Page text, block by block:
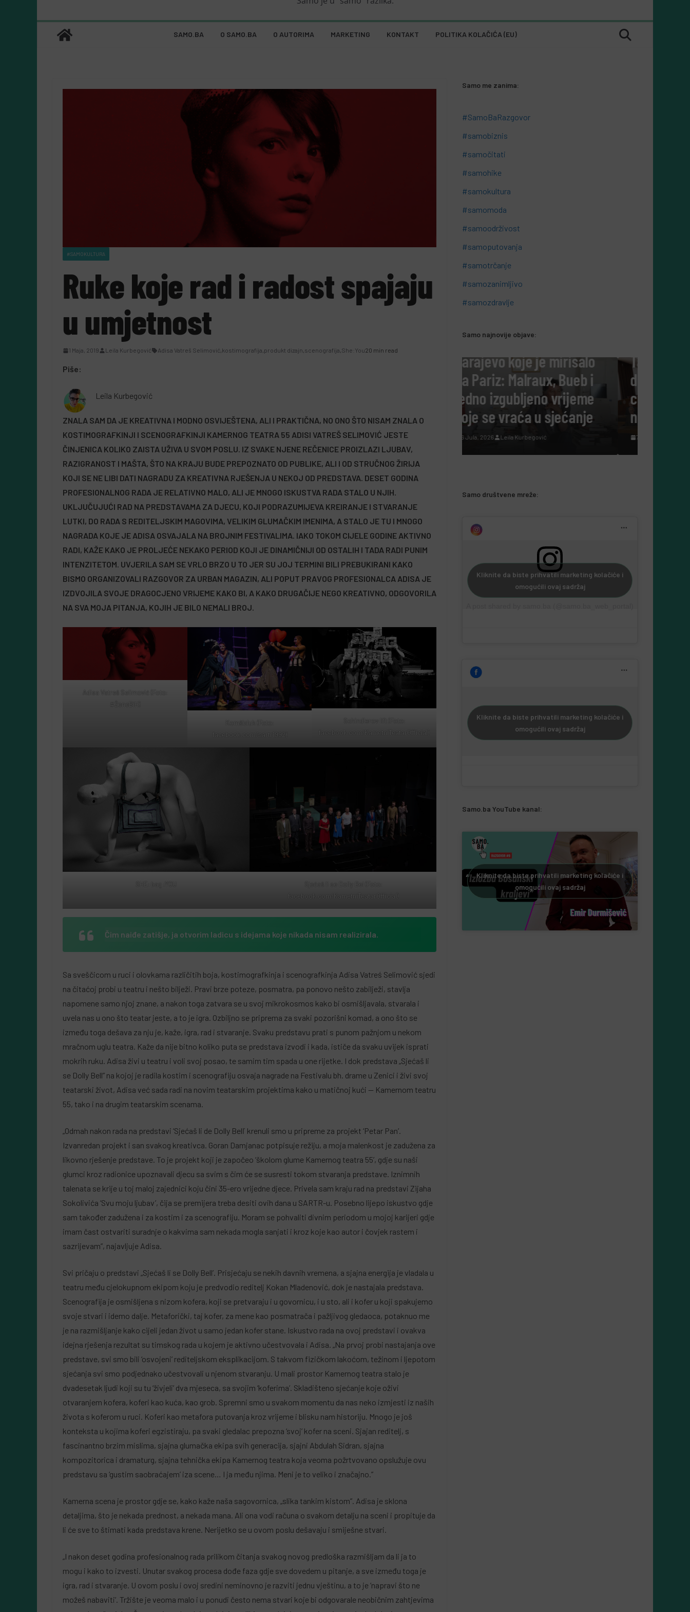
SAMO.BA O SAMO.BA O AUTORIMA MARKETING KONTAKT POLITIKA KOLAČIĆA (EU)
#SAMOKULTURA
Ruke koje rad i radost spajaju
u umjetnost
1 Maja, 2019 Leila Kurbegović Adisa Vatreš Selimović,kostimografija,produkt dizajn,scenografija,She:You20 min read
Piše:
Leila Kurbegović
ZNALA SAM DA JE KREATIVNA I MODNO OSVIJEŠTENA, ALI I PRAKTIČNA, NO ONO ŠTO NISAM ZNALA O
KOSTIMOGRAFKINJI I SCENOGRAFKINJI KAMERNOG TEATRA 55 ADISI VATREŠ SELIMOVIĆ JESTE
ČINJENICA KOLIKO ZAISTA UŽIVA U SVOM POSLU. IZ SVAKE NJENE REČENICE PROIZLAZI LJUBAV,
RAZIGRANOST I MAŠTA, ŠTO NA KRAJU BUDE PREPOZNATO OD PUBLIKE, ALI I OD STRUČNOG ŽIRIJA
KOJI SE NE LIBI DATI NAGRADU ZA KREATIVNA RJEŠENJA U NEKOJ OD PREDSTAVA. DESET GODINA
PROFESIONALNOG RADA JE RELATIVNO MALO, ALI JE MNOGO ISKUSTVA RADA STALO U NJIH.
UKLJUČUJUĆI RAD NA PREDSTAVAMA ZA DJECU, KOJI PODRAZUMIJEVA KREIRANJE I STVARANJE
LUTKI, DO RADA S REDITELJSKIM MAGOVIMA, VELIKIM GLUMAČKIM IMENIMA, A STALO JE TU I MNOGO
NAGRADA KOJE JE ADISA OSVAJALA NA BROJNIM FESTIVALIMA. IAKO TOKOM CIJELE GODINE AKTIVNO
RADI, KAŽE KAKO JE PROLJEĆE NEKAKO PERIOD KOJI JE DINAMIČNIJI OD OSTALIH I TADA RADI PUNIM
INTENZITETOM. UVJERILA SAM SE VRLO BRZO U TO JER SU JOJ TERMINI BILI PREBUKIRANI KAKO
BISMO ORGANIZOVALI RAZGOVOR ZA URBAN MAGAZIN, ALI POPUT PRAVOG PROFESIONALCA ADISA JE
IZDVOJILA SVOJE DRAGOCJENO VRIJEME KAKO BI, A KAKO DRUGAČIJE NEGO KREATIVNO, ODGOVORILA
NA SVA MOJA PITANJA, KOJIH JE BILO NEMALI BROJ.
Adisa Vatreš Selimović (Foto:
#ŽeneBiH)
Komšizluk (Foto:
facebook.com/sartr1992)
Schindlerov lift (Foto:
facebook.com/KametniTeatarOfficial)
SHE: bag :YOU
Sjećaš li se Dolly Bel (Foto:
facebook.com/KametniTeatarOfficial)
Čim naiđe zatišje, ja otvorim ladicu s idejama koje nikada nisam realizirala.
Sa sveščicom u ruci i olovkama različitih boja, kostimografkinja i scenografkinja Adisa Vatreś Selimović sjedi
na čitaćoj probi u teatru i nešto bilježi. Pravi brze poteze, posmatra, pa ponovo nešto zabilježi, stavlja
napomene samo njoj znane, a nakon toga zatvara se u svoj mikrokosmos kako bi osmišljavala, stvarala i
uvela nas u ono što teatar jeste, a to je igra. Ozbiljno se priprema za svaki pozorišni komad, a ono što se
između toga dešava za nju je, kaže, igra, rad i stvaranje. Svaku predstavu prati s punom pažnjom u nekom
mračnom uglu teatra. Kaže da nije bitno koliko puta se predstava izvodi i kada, ističe da svaku uvijek isprati
mokrih ruku. Adisa živi u teatru i voli svoj posao, te samim tim spada u one rijetke. I dok predstava „Sjećaš li
se Dolly Bell” na kojoj je radila kostim i scenografiju osvaja nagrade na Festivalu bh. drame u Zenici i živi svoj
teatarski život, Adisa već sada radi na novim teatarskim projektima kako u matičnoj kući — Kamernom teatru
55, tako i na drugim teatarskim scenama.
„Odmah nakon rada na predstavi ‘Sjećaš li de Dolly Belľ krenuli smo u pripreme za projekt ‘Petar Pan’.
Izvanredan projekt i san svakog kreativca. Goran Damjanac potpisuje režiju, a moja malenkost je zadužena za
likovno rješenje predstave. To je projekt koji je započeo ‘školom glume Kamernog teatra 55’, gdje su naši
glumci kroz radionice upoznavali djecu sa svim s čim će se susresti tokom stvaranja predstave. Iznimnih
talenata se krije u toj maloj zajednici koju čini 35-ero vrijedne djece. Privela sam kraju rad na predstavi Zijaha
Sokolivića ‘Svu moju ljubav’, čija se premijera treba desiti ovih dana u SARTR-u. Posebno lijepo iskustvo gdje
sam također zadužena i za kostim i za scenografiju. Moram se pohvaliti divnim periodom u mojoj karijeri gdje
imam čast ostvariti suradnje o kakvima sam nekada mogla sanjati i kroz koje kao autor i čovjek rastem i
sazrijevam”, najavljuje Adisa.
Svi pričaju o predstavi „Sjećaš li se Dolly Bell’. Prisjećaju se nekih davnih vremena, a sjajna energija je vladala u
teatru među cjelokupnom ekipom koju je predvodio reditelj Kokan Mladenović, dok je nastajala predstava.
Scenografija je osmišljena s nizom kofera, koji se pretvaraju i u govornicu, i u sto, ali i kofer u koji spakujemo
svoje stvari i idemo dalje. Metaforički, taj kofer, za mene kao posmatrača i pažljivog gledaoca, potaknuo me
je na razmišljanje kako cijeli jedan život u samo jedan kofer stane. Iskustvo rada na ovoj predstavi i ovakva
idejna rješenja rezultat su timskog rada u kojem je aktivno učestvovala i Adisa. „Na prvoj probi nastajanja ove
predstave, svi smo bili ‘osvojeni’ rediteljskom eksplikacijom. S takvom fizičkom lakoćom, težinom i ljepotom
sjećanja svi smo podjednako učestvovali u njenom stvaranju. U mali prostor Kamernog teatra stalo je
dvadesetak ljudi koji su tu ‘živjeli’ dva mjeseca, sa svojim ‘koferima’. Skladišteno sjećanje koje oživi
otvaranjem kofera, koferi kao kuća, kao grob. Spremni smo u svakom momentu da nas neko izmjesti iz naših
života s koferom u ruci. Koferi kao metafora putovanja kroz vrijeme i blisku nam historiju. Mnogo je još
konteksta u kojima koferi egzistiraju, pa svaki gledalac prepozna ‘svoj’ kofer na sceni. Sjajan reditelj, s
fascinantno brzim mislima, sjajna glumačka ekipa svih generacija, sjajni Abdulah Sidran, sjajna
kompozitorica i dramaturg, sjajna tehnička ekipa Kamernog teatra koja veoma požrtvovano opslužuje ovu
predstavu sa ‘gustim saobraćajem’ iza scene… I ja među njima. Meni je to veliko i značajno.”
Kamerna scena je prostor gdje se, kako kaže naša sagovornica, „slika tankim kistom”. Adisa je sklona
detaljima, što je nekada prednost, a nekada mana. Ali ona vodi računa o svakom detalju na sceni i propituje da
li će sve to štimati kada predstava krene. Nerijetko se u ovom poslu dešavaju i smiješne stvari.
„I nakon deset godina profesionalnog rada prilikom čitanja svakog novog predloška razmišljam da li ja to
mogu i kako to izvesti. Unutar svakog procesa dođe faza gdje sve dovedem u pitanje, a sve između toga je
igra, rad i stvaranje. U ovom poslu i ovoj sredini neminovno je razviti jednu vještinu, a to je ‘napravi što ne
možeš nabaviti’. Tržište je veoma malo i u ponudi često nema stvari koje bi odgovarale neobičnim zahtjevima
Samo me zanima:
#SamoBaRazgovor
#samobiznis
#samočitati
#samohike
#samokultura
#samomoda
#samoodrživost
#samoputovanja
#samotrčanje
#samozanimljivo
#samozdravlje
Samo najnovije objave:
kampanja
groznicu
u recept, a ne u
#SAMOODRŽIVOST
otpada postaje
svakodnevica
28 Jula, 2026 Almir Kurbegović
koje se vraća u sjećanje
6 Jula, 2026 Leila Kurbegović
#SAMOKULTURA
Tako su govorili: Šta nam
danas govore ljudi koji su
cijeli život posvetili
nauci?
7 Augusta, 2026 Leila Kurbegović
Samo društvene mreže:
Kliknite da biste prihvatili marketing kolačiće i
omogućili ovaj sadržaj
Kliknite da biste prihvatili marketing kolačiće i
omogućili ovaj sadržaj
Samo.ba YouTube kanal:
Kliknite da biste prihvatili marketing kolačiće i
omogućili ovaj sadržaj